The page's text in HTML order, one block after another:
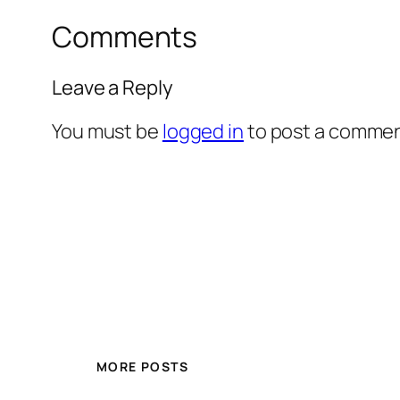
Comments
Leave a Reply
You must be logged into post a
MORE POSTS